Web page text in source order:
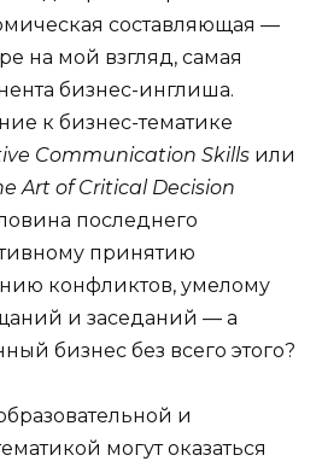
составляющая —
на мой взгляд, самая
бизнес-инглиша.
к бизнес-тематике
Communication Skills или
Art of Critical Decision
последнего
принятию
конфликтов, умелому
и заседаний — а
бизнес без всего этого?
и
могут оказаться